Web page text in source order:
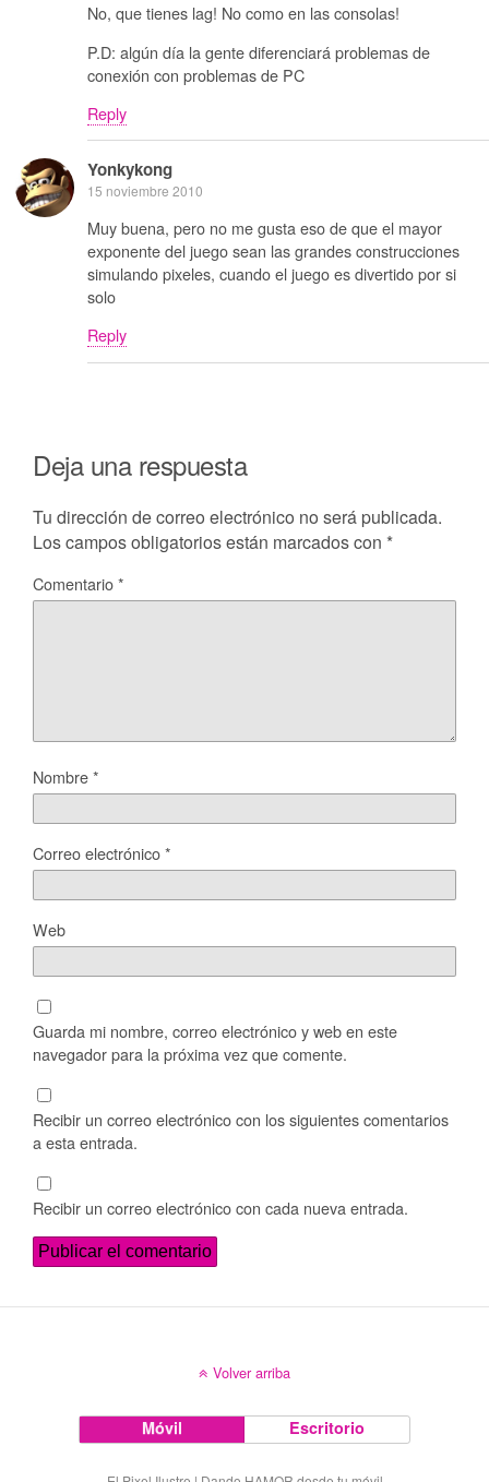
No, que tienes lag! No como en las consolas!
P.D: algún día la gente diferenciará problemas de
conexión con problemas de PC
Reply
Yonkykong
15 noviembre 2010
Muy buena, pero no me gusta eso de que el mayor
exponente del juego sean las grandes construcciones
simulando pixeles, cuando el juego es divertido por si
solo
Reply
Deja una respuesta
Tu dirección de correo electrónico no será publicada.
Los campos obligatorios están marcados con *
Comentario*
Nombre*
Correo electrónico*
Web
Guarda mi nombre, correo electrónico y web en este
navegador para la próxima vez que comente.
Recibir un correo electrónico con los siguientes comentarios
a esta entrada.
Recibir un correo electrónico con cada nueva entrada.
Volver arriba
Móvil Escritorio